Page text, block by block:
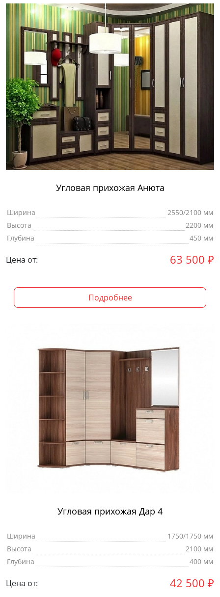
Угловая прихожая Анюта
Ширина
2550/2100 мм
Высота
2200 мм
Глубина
450 мм
Цена от: 63 500 ₽
Подробнее
Угловая прихожая Дар 4
Ширина
1750/1750 мм
Высота
2100 мм
Глубина
400 мм
Цена от: 42 500 ₽